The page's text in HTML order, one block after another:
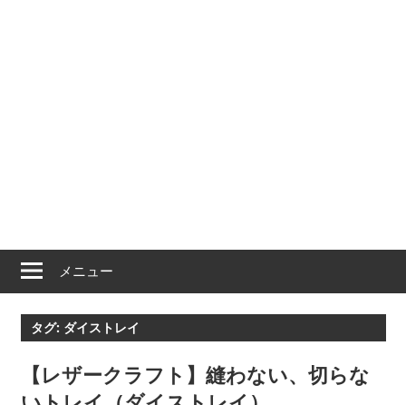
メニュー
タグ: ダイストレイ
【レザークラフト】縫わない、切らな